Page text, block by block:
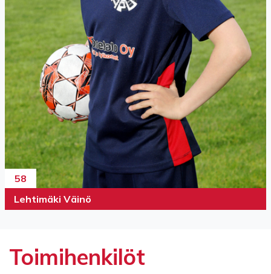
58
Lehtimäki Väinö
Toimihenkilöt